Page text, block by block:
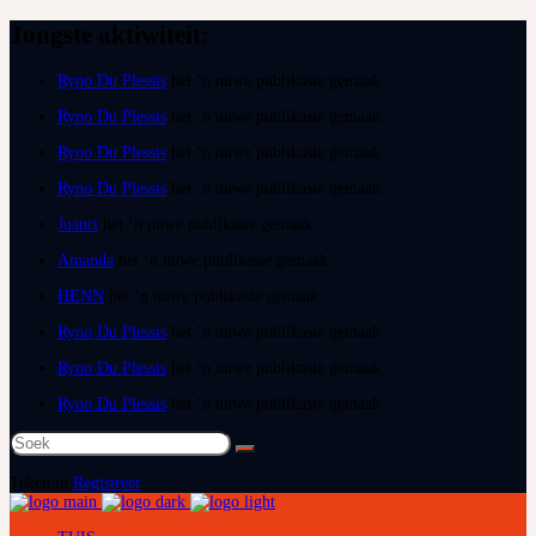
Ryno Du Plessis
Ryno Du Plessis
Ryno Du Plessis
Ryno Du Plessis
Juanri
Amanda
HENN
Ryno Du Plessis
Ryno Du Plessis
Ryno Du Plessis
Soek
na:
Registreer